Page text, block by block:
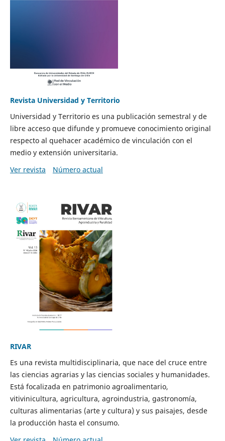
Revista Universidad y Territorio
Universidad y Territorio es una publicación semestral y de
libre acceso que difunde y promueve conocimiento original
respecto al quehacer académico de vinculación con el
medio y extensión universitaria.
Ver revista
Número actual
RIVAR
Es una revista multidisciplinaria, que nace del cruce entre
las ciencias agrarias y las ciencias sociales y humanidades.
Está focalizada en patrimonio agroalimentario,
vitivinicultura, agricultura, agroindustria, gastronomía,
culturas alimentarias (arte y cultura) y sus paisajes, desde
la producción hasta el consumo.